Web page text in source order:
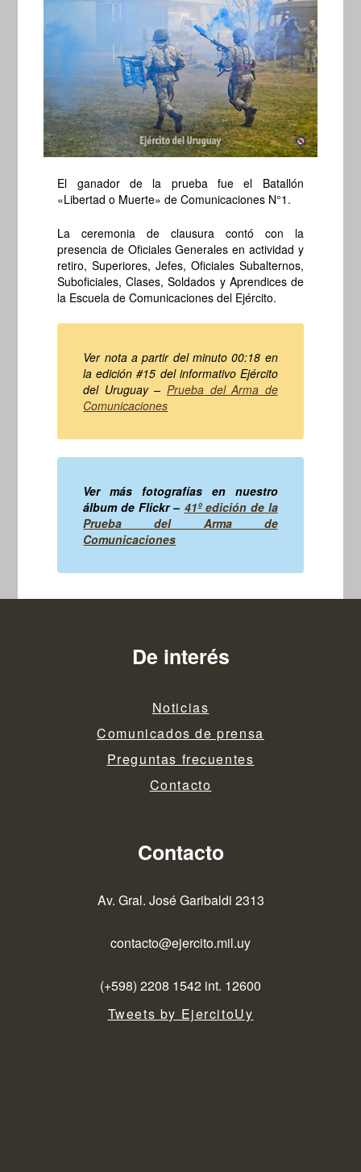
El ganador de la prueba fue
el Batallón
«Libertad o Muerte» de Comunicaciones N°1.
La ceremonia de clausura contó con la
presencia de Oficiales Generales en actividad y
retiro, Superiores, Jefes, Oficiales Subalternos,
Suboficiales, Clases, Soldados y Aprendices de
la Escuela de Comunicaciones del Ejército.
Ver nota a partir del minuto 00:18 en
la edición #15 del informativo Ejército
del Uruguay – Prueba del Arma de
Comunicaciones
Ver más fotografías en nuestro
álbum de Flickr – 41º edición de la
Prueba del Arma de
Comunicaciones
De interés
Noticias
Comunicados de prensa
Preguntas frecuentes
Contacto
Contacto
Av. Gral. José Garibaldi 2313
contacto@ejercito.mil.uy
(+598) 2208 1542 int. 12600
Tweets by EjercitoUy